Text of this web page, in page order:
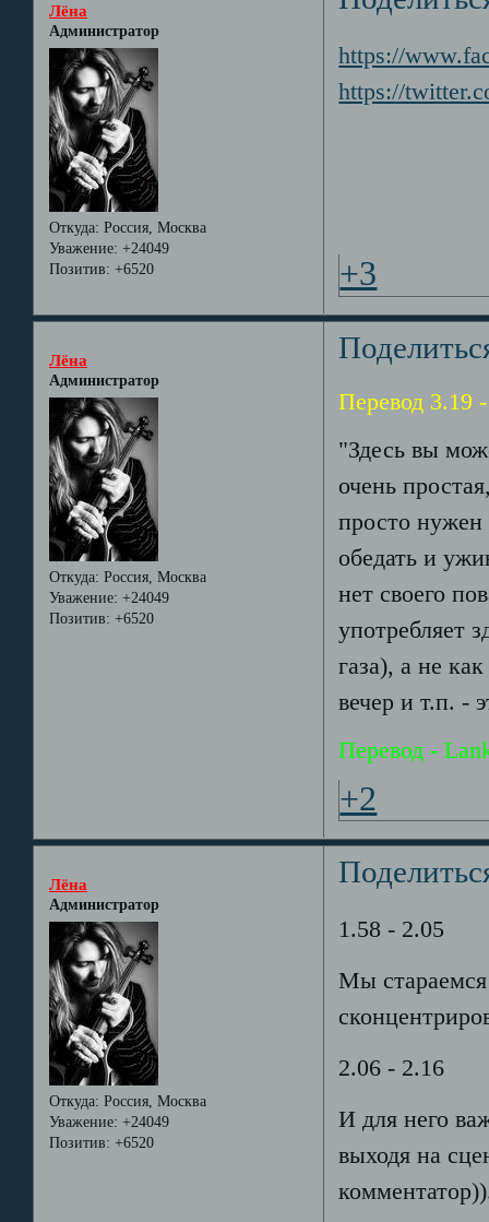
Лёна
Администратор
Откуда: Россия, Москва
Уважение: +24049
Позитив: +6520
https://
https://
+3
Лёна
Администратор
Откуда: Россия, Москва
Уважение: +24049
Позитив: +6520
Перевод 3.19
"Здесь вы
очень
просто нужен
обедать и
нет своего
употребляет
газа), а не
вечер и т.п. -
Перевод -
+2
Лёна
Администратор
Откуда: Россия, Москва
Уважение: +24049
Позитив: +6520
1.58 - 2.05
Мы стараемся
2.06 - 2.16
И для него
выходя на